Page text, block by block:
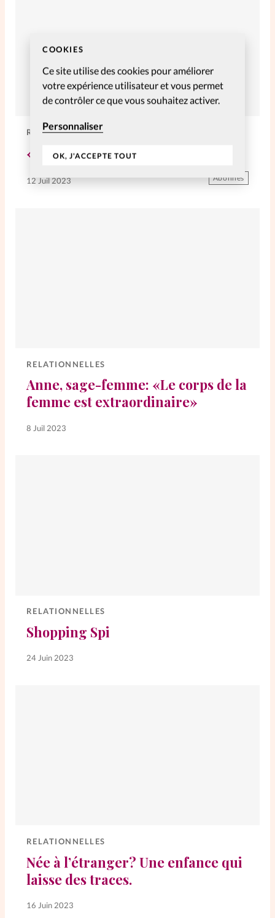
COOKIES
Ce site utilise des cookies pour améliorer
votre expérience utilisateur et vous permet
de contrôler ce que vous souhaitez activer.
Personnaliser
OK, J'ACCEPTE TOUT
RELATIONNELLES
«Une belle mort, ça n’existe pas»
12 Juil 2023 Abonnés
RELATIONNELLES
Anne, sage-femme: «Le corps de la
femme est extraordinaire»
8 Juil 2023
RELATIONNELLES
Shopping Spi
24 Juin 2023
RELATIONNELLES
Née à l’étranger? Une enfance qui
laisse des traces.
16 Juin 2023